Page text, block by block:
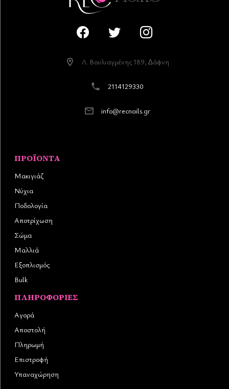
Λ. Βουλιαγµένης 189, ∆άφνη
2114129330
info@recnails.gr
ΠΡΟΪΌΝΤΑ
Μακιγιάζ
Νύχια
Ποδολογία
Αποτρίχωση
Σώμα
Μαλλιά
Εξοπλισμός
Bulk
ΠΛΗΡΟΦΟΡΊΕΣ
Αγορά
Αποστολή
Πληρωμή
Επιστροφή
Υπαναχώρηση